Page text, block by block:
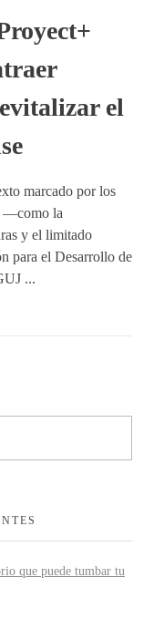
el
marcado por los
—como la
y el limitado
para el Desarrollo de
...
que puede tumbar tu